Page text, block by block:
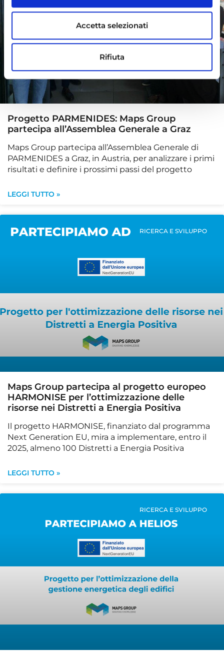
Accetta selezionati
Rifiuta
Progetto PARMENIDES: Maps Group
partecipa all’Assemblea Generale a Graz
Maps Group partecipa all’Assemblea Generale di
PARMENIDES a Graz, in Austria, per analizzare i primi
risultati e definire i prossimi passi del progetto
LEGGI TUTTO »
RICERCA E SVILUPPO
Maps Group partecipa al progetto europeo
HARMONISE per l’ottimizzazione delle
risorse nei Distretti a Energia Positiva
Il progetto HARMONISE, finanziato dal programma
Next Generation EU, mira a implementare, entro il
2025, almeno 100 Distretti a Energia Positiva
LEGGI TUTTO »
RICERCA E SVILUPPO